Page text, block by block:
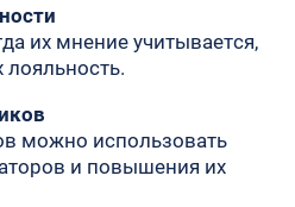
их мнение учитывается,
лояльность.
можно использовать
и повышения их